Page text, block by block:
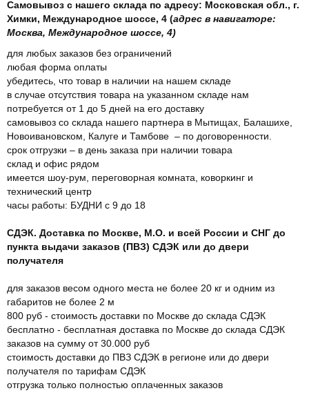
Самовывоз с нашего склада по адресу: Московская обл., г.
Химки, Международное шоссе, 4 (адрес в навигаторе:
Москва, Международное шоссе, 4)
для любых заказов без ограничений
любая форма оплаты
убедитесь, что товар в наличии на нашем складе
в случае отсутствия товара на указанном складе нам
потребуется от 1 до 5 дней на его доставку
самовывоз со склада нашего партнера в Мытищах, Балашихе,
Новоивановском, Калуге и Тамбове – по договоренности.
срок отгрузки – в день заказа при наличии товара
склад и офис рядом
имеется шоу-рум, переговорная комната, коворкинг и
технический центр
часы работы: БУДНИ с 9 до 18
СДЭК. Доставка по Москве, М.О. и всей России и СНГ до
пункта выдачи заказов (ПВЗ) СДЭК или до двери
получателя
для заказов весом одного места не более 20 кг и одним из
габаритов не более 2 м
800 руб - стоимость доставки по Москве до склада СДЭК
бесплатно - бесплатная доставка по Москве до склада СДЭК
заказов на сумму от 30.000 руб
стоимость доставки до ПВЗ СДЭК в регионе или до двери
получателя по тарифам СДЭК
отгрузка только полностью оплаченных заказов